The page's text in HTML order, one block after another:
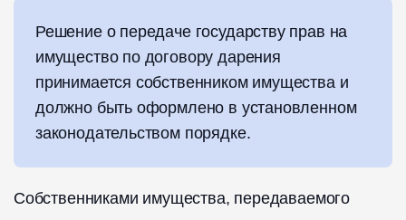
Решение о передаче государству прав на
имущество по договору дарения
принимается собственником имущества и
должно быть оформлено в установленном
законодательством порядке.
Собственниками имущества, передаваемого